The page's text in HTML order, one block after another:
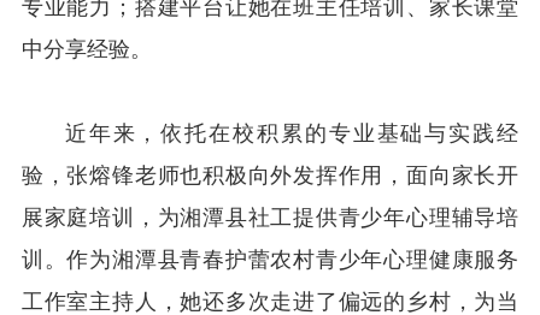
专业能力；搭建平台让她在班主任培训、家长课堂
中分享经验。
近年来，依托在校积累的专业基础与实践经
验，张熔锋老师也积极向外发挥作用，面向家长开
展家庭培训，为湘潭县社工提供青少年心理辅导培
训。作为湘潭县青春护蕾农村青少年心理健康服务
工作室主持人，她还多次走进了偏远的乡村，为当